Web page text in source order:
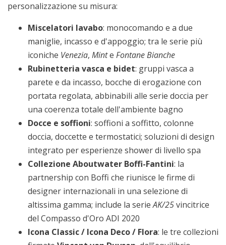
personalizzazione su misura:
Miscelatori lavabo: monocomando e a due
maniglie, incasso e d'appoggio; tra le serie più
iconiche Venezia, Minte Fontane Bianche
Rubinetteria vasca e bidet: gruppi vasca a
parete e da incasso, bocche di erogazione con
portata regolata, abbinabili alle serie doccia per
una coerenza totale dell'ambiente bagno
Docce e soffioni: soffioni a soffitto, colonne
doccia, doccette e termostatici; soluzioni di design
integrato per esperienze shower di livello spa
Collezione Aboutwater Boffi-Fantini: la
partnership con Boffi che riunisce le firme di
designer internazionali in una selezione di
altissima gamma; include la serieAK/25vincitrice
del Compasso d'Oro ADI 2020
Icona Classic / Icona Deco / Flora: le tre collezioni